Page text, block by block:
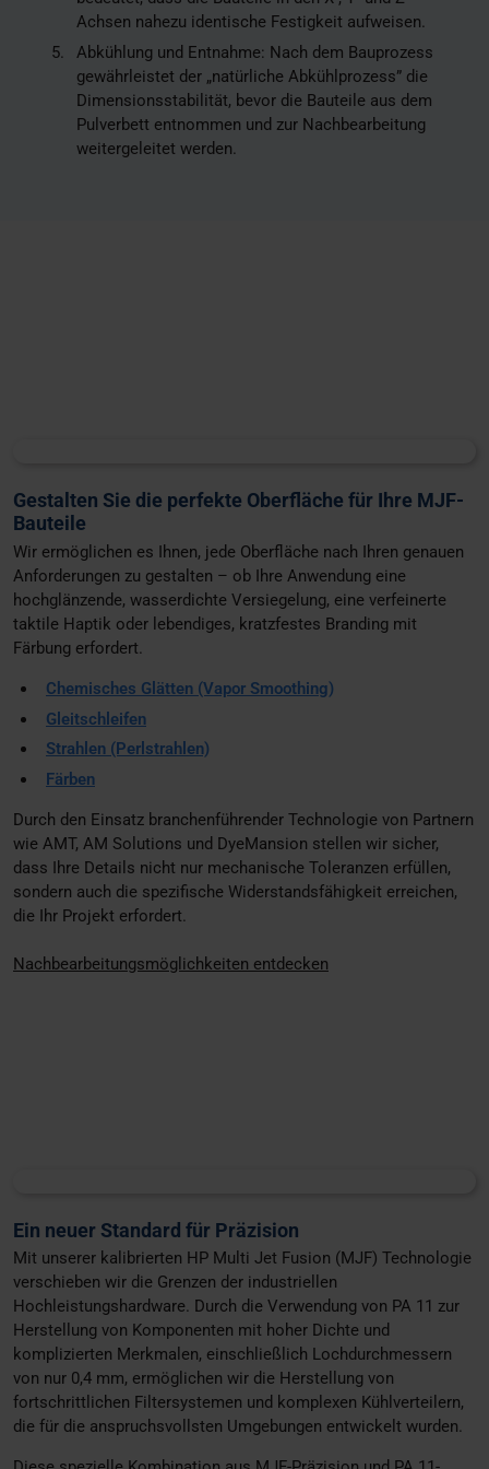
Achsen nahezu identische Festigkeit aufweisen.
Abkühlung und Entnahme: Nach dem Bauprozess
gewährleistet der „natürliche Abkühlprozess” die
Dimensionsstabilität, bevor die Bauteile aus dem
Pulverbett entnommen und zur Nachbearbeitung
weitergeleitet werden.
Gestalten Sie die perfekte Oberfläche für Ihre MJF-
Bauteile
Wir ermöglichen es Ihnen, jede Oberfläche nach Ihren genauen
Anforderungen zu gestalten – ob Ihre Anwendung eine
hochglänzende, wasserdichte Versiegelung, eine verfeinerte
taktile Haptik oder lebendiges, kratzfestes Branding mit
Färbung erfordert.
Chemisches Glätten (Vapor Smoothing)
Gleitschleifen
Strahlen (Perlstrahlen)
Färben
Durch den Einsatz branchenführender Technologie von Partnern
wie AMT, AM Solutions und DyeMansion stellen wir sicher,
dass Ihre Details nicht nur mechanische Toleranzen erfüllen,
sondern auch die spezifische Widerstandsfähigkeit erreichen,
die Ihr Projekt erfordert.
Nachbearbeitungsmöglichkeiten entdecken
Ein neuer Standard für Präzision
Mit unserer kalibrierten HP Multi Jet Fusion (MJF) Technologie
verschieben wir die Grenzen der industriellen
Hochleistungshardware. Durch die Verwendung von PA 11 zur
Herstellung von Komponenten mit hoher Dichte und
komplizierten Merkmalen, einschließlich Lochdurchmessern
von nur 0,4 mm, ermöglichen wir die Herstellung von
fortschrittlichen Filtersystemen und komplexen Kühlverteilern,
die für die anspruchsvollsten Umgebungen entwickelt wurden.